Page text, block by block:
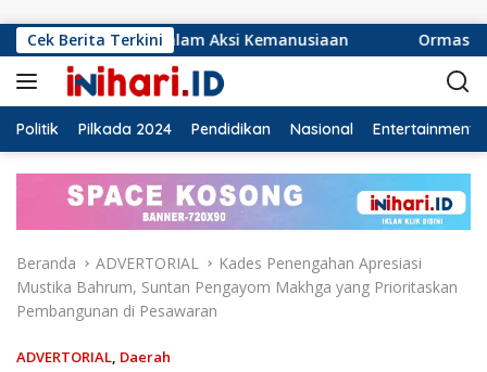
Cek Berita Terkini
Aksi Kemanusiaan Ormas Laskar Lampung dan
Politik Pilkada 2024 Pendidikan Nasional Entertainment
Beranda ADVERTORIAL
Kades Penengahan Apresiasi
Mustika Bahrum, Suntan Pengayom Makhga yang Prioritaskan
Pembangunan di Pesawaran
ADVERTORIAL, Daerah